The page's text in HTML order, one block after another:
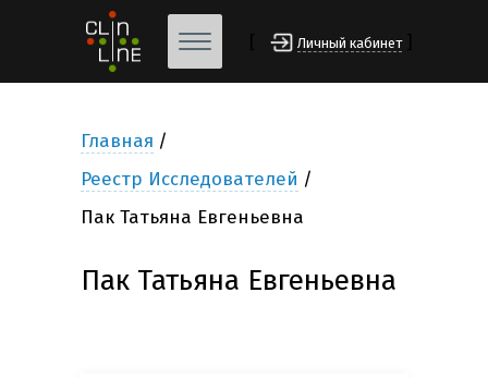
Личный кабинет
Главная
Реестр Исследователей
Пак Татьяна Евгеньевна
Пак Татьяна Евгеньевна